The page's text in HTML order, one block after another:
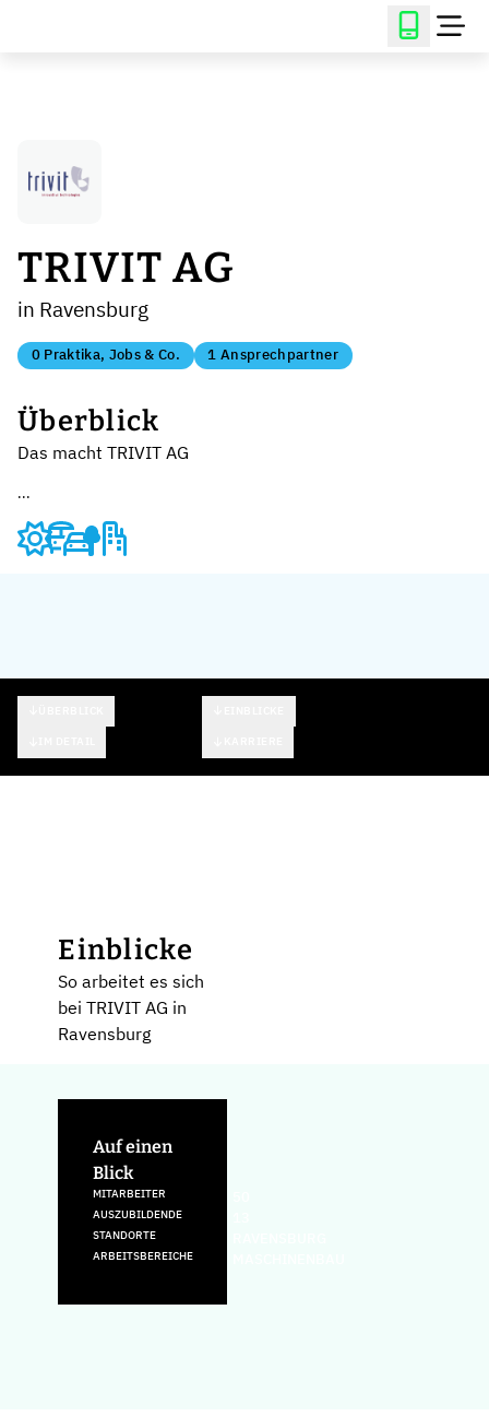
TRIVIT AG
in Ravensburg
0 Praktika, Jobs & Co. 1 Ansprechpartner
Überblick
Das macht TRIVIT AG
...
Einblicke
So arbeitet es sich
bei TRIVIT AG in
Ravensburg
Auf einen
Blick
MITARBEITER
AUSZUBILDENDE
STANDORTE
ARBEITSBEREICHE